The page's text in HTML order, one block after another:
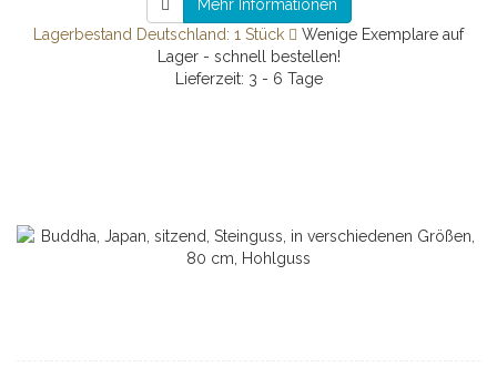
Mehr Informationen
Lagerbestand Deutschland: 1 Stück
Wenige Exemplare auf
Lager - schnell bestellen!
Lieferzeit: 3 - 6 Tage